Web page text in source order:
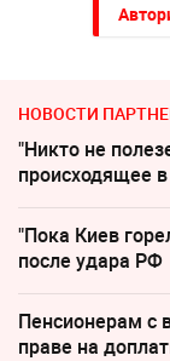
НОВОСТИ
"Никто не
происходящее
"Пока Киев
после удара РФ
Пенсионерам с
праве на